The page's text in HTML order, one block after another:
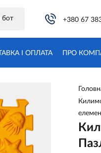
бот +380 67
І ОПЛАТА ПРО